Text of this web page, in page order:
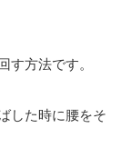
す方法です。
した時に腰をそ